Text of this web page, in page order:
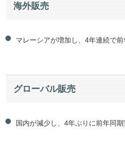
海外販売
マレーシアが増加し、4年連続で前
グローバル販売
国内が減少し、4年ぶりに前年同期